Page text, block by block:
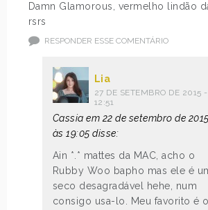
Damn Glamorous, vermelho lindão
rsrs
RESPONDER ESSE COMENTÁRIO
Lia
27 DE SETEMBRO DE 2015 -
12:51
Cassia em 22 de setembro de 2015
às 19:05 disse:
Ain *.* mattes da MAC, acho o
Rubby Woo bapho mas ele é
seco desagradável hehe, num
consigo usa-lo. Meu favorito é o